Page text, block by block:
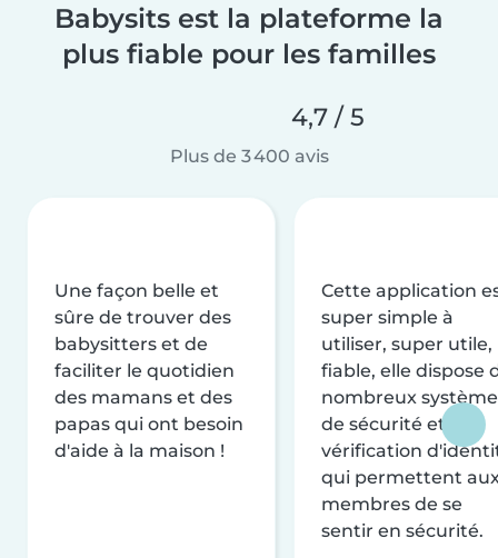
Babysits est la plateforme la
plus fiable pour les familles
4,7 / 5
Plus de 3 400 avis
Une façon belle et
sûre de trouver des
babysitters et de
faciliter le quotidien
des mamans et des
papas qui ont besoin
d'aide à la maison !
Cette application
super simple à
utiliser, super utile,
fiable, elle dispose
nombreux
de sécurité et de
vérification
qui permettent
membres de se
sentir en sécurité.